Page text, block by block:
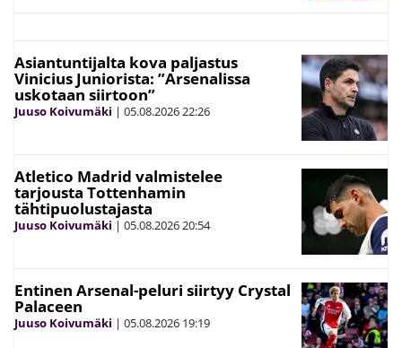
Asiantuntijalta kova paljastus
Vinicius Juniorista: ”Arsenalissa
uskotaan siirtoon”
Juuso Koivumäki | 05.08.202622:26
Atletico Madrid valmistelee
tarjousta Tottenhamin
tähtipuolustajasta
Juuso Koivumäki | 05.08.202620:54
Entinen Arsenal-peluri siirtyy Crystal
Palaceen
Juuso Koivumäki | 05.08.2026 19:19